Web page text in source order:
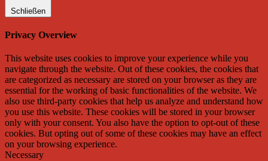
Schließen
Privacy Overview
This website uses cookies to improve your experience while you
navigate through the website. Out of these cookies, the cookies that
are categorized as necessary are stored on your browser as they are
essential for the working of basic functionalities of the website. We
also use third-party cookies that help us analyze and understand how
you use this website. These cookies will be stored in your browser
only with your consent. You also have the option to opt-out of these
cookies. But opting out of some of these cookies may have an effect
on your browsing experience.
Necessary